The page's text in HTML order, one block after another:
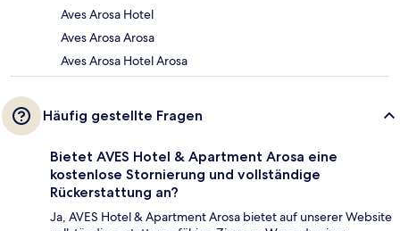
Aves Arosa Hotel
Aves Arosa Arosa
Aves Arosa Hotel Arosa
Häufig gestellte Fragen
Bietet AVES Hotel & Apartment Arosa eine
kostenlose Stornierung und vollständige
Rückerstattung an?
Ja, AVES Hotel & Apartment Arosa bietet auf unserer Website